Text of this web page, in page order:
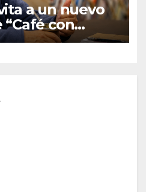
a un nuevo
con